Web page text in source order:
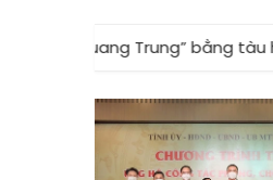
Quang Trung” bằng tàu hoả